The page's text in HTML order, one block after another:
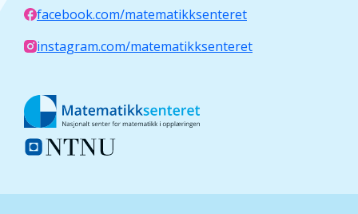
facebook.com/matematikksenteret
instagram.com/matematikksenteret